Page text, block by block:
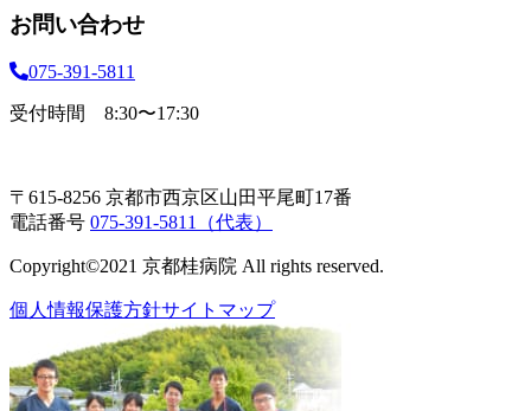
お問い合わせ
075-391-5811
受付時間 8:30〜17:30
〒615-8256 京都市西京区山田平尾町17番
電話番号 075-391-5811（代表）
Copyright©2021 京都桂病院 All rights reserved.
個人情報保護方針サイトマップ